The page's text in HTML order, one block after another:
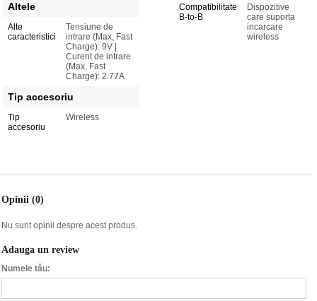
Altele
Alte
caracteristici
Tensiune de
intrare (Max, Fast
Charge): 9V |
Curent de intrare
(Max, Fast
Charge): 2.77A
Tip accesoriu
Tip
accesoriu
Wireless
Compatibilitate
B-to-B
Dispozitive
care suporta
incarcare
wireless
Opinii (0)
Nu sunt opinii despre acest produs.
Adauga un review
Numele tău: